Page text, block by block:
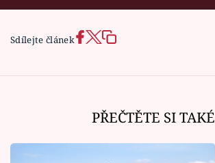
Sdílejte článek
PŘEČTĚTE SI TAKÉ